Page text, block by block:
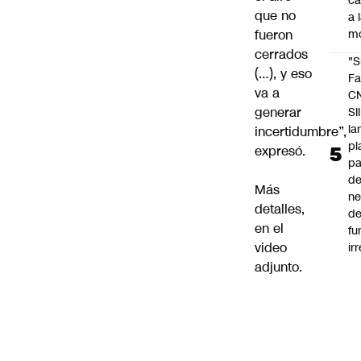
que no
fueron
cerrados
(…), y eso
va a
generar
incertidumbre”,
expresó.
Más
detalles,
en el
video
adjunto.
a
SII
de